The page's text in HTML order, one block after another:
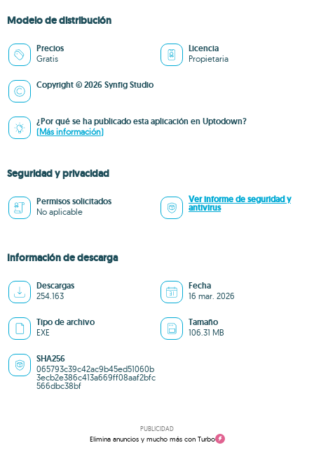
Modelo de distribución
Precios
Gratis
Licencia
Propietaria
Copyright © 2026 Synfig Studio
¿Por qué se ha publicado esta aplicación en Uptodown?
(Más información)
Seguridad y privacidad
Permisos solicitados
No aplicable
Ver informe de seguridad y
antivirus
Información de descarga
Descargas
254.163
Fecha
16 mar. 2026
Tipo de archivo
EXE
Tamaño
106.31 MB
SHA256
065793c39c42ac9b45ed51060b
3ecb2e386c413a669ff08aaf2bfc
566dbc38bf
PUBLICIDAD
Elimina anuncios y mucho más con Turbo